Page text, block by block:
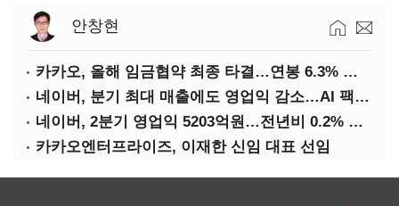
안창현
카카오, 올해 임금협약 최종 타결…연봉 6.3% 인상·격려금 300만원
네이버, 분기 최대 매출에도 영업익 감소…AI 팩토리 속도
네이버, 2분기 영업익 5203억원…전년비 0.2% 감소
카카오엔터프라이즈, 이재한 신임 대표 선임